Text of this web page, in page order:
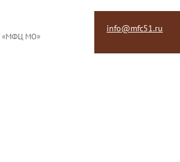
«МФЦ МО»
info@mfc51.ru